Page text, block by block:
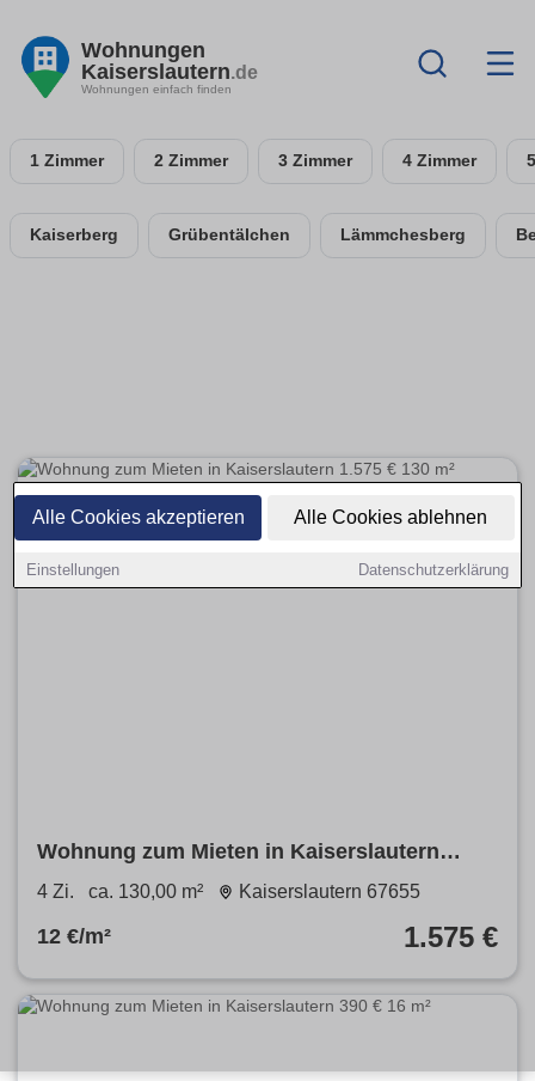
Alle Cookies akzeptieren Alle Cookies ablehnen
Einstellungen Datenschutzerklärung
Wohnungen
Kaiserslautern.de
Wohnungen einfach finden
1 Zimmer 2 Zimmer 3 Zimmer 4 Zimmer
Kaiserberg Grübentälchen Lämmchesberg
Wohnung zum Mieten in Kaiserslautern
1.575 € 130 m²
4 Zi. ca. 130,00 m² Kaiserslautern 67655
12 €/m² 1.575 €